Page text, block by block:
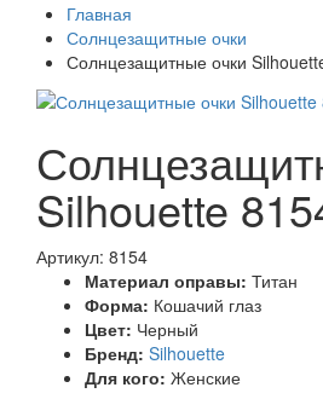
Главная
Солнцезащитные очки
Солнцезащитные очки
Silhouette
Артикул: 8154
Материал оправы: Титан
Форма: Кошачий глаз
Цвет: Черный
Бренд: Silhouette
Для кого: Женские